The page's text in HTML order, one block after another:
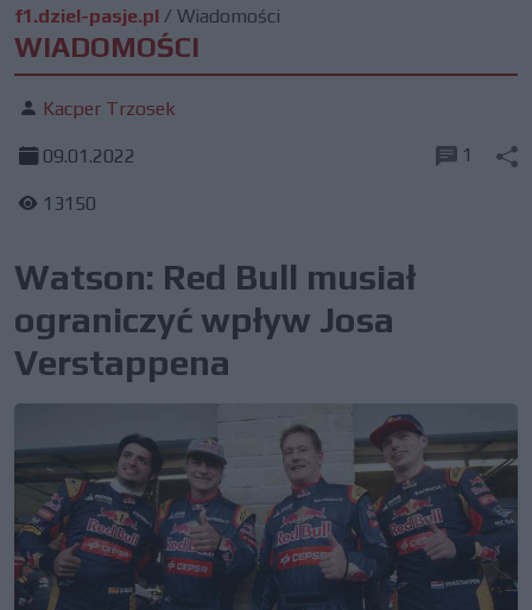
f1.dziel-pasje.pl / Wiadomości
WIADOMOŚCI
Kacper Trzosek
09.01.2022
13150
1
Watson: Red Bull musiał
ograniczyć wpływ Josa
Verstappena